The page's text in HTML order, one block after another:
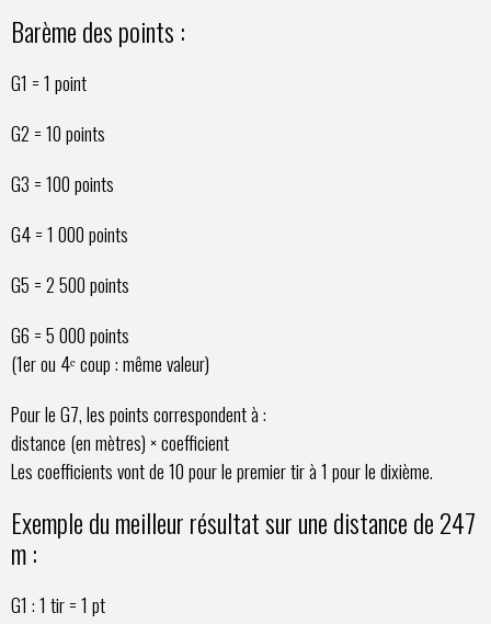
Barème des points :
G1 = 1 point
G2 = 10 points
G3 = 100 points
G4 = 1 000 points
G5 = 2 500 points
G6 = 5 000 points
(1er ou 4ᵉ coup : même valeur)
Pour le G7, les points correspondent à :
distance (en mètres) × coefficient
Les coefficients vont de 10 pour le premier tir à 1 pour le dixième.
Exemple du meilleur résultat sur une distance de 247
m :
G1 : 1 tir = 1 pt